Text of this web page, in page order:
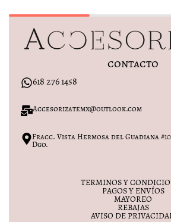
contacto
618 276 1458
Accesorizatemx@outlook.com
Fracc. Vista Hermosa del Guadiana
Dgo.
TERMINOS Y
PAGOS Y ENVÍOS
MAYOREO
REBAJAS
AVISO DE